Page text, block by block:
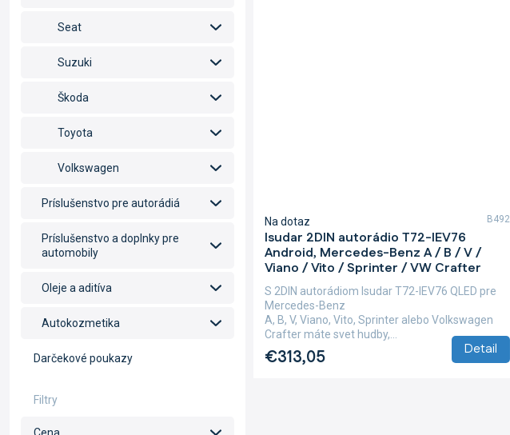
Seat
Suzuki
Škoda
Toyota
Volkswagen
Príslušenstvo pre autorádiá
Príslušenstvo a doplnky pre
automobily
Oleje a aditíva
Autokozmetika
Darčekové poukazy
Isudar 2DIN autorádio T72-IEV76
Android, Mercedes-Benz A / B / V /
Viano / Vito / Sprinter / VW Crafter
Na dotaz
€313,05 Detail
S 2DIN autorádiom Isudar T72-IEV76 QLED pre
Mercedes-Benz
A, B, V, Viano, Vito, Sprinter alebo Volkswagen
Crafter máte svet hudby,...
B492